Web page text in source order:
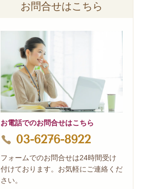
お問合せはこちら
お電話でのお問合せはこちら
03-6276-8922
フォームでのお問合せは24時間受け
付けております。お気軽にご連絡くだ
さい。